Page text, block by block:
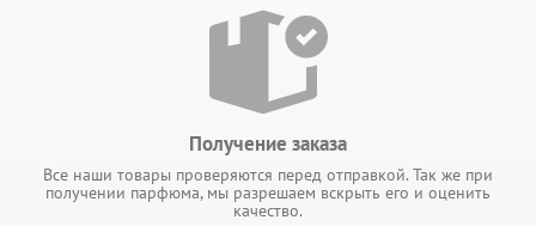
Получение заказа
Все наши товары проверяются перед отправкой. Так же при
получении парфюма, мы разрешаем вскрыть его и оценить
качество.